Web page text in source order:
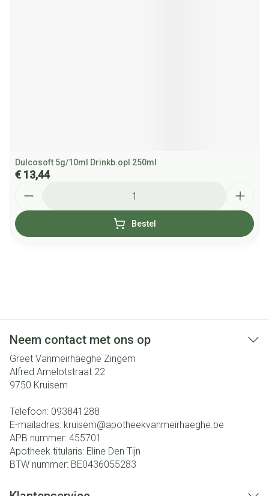
Dulcosoft 5g/10ml Drinkb.opl 250ml
€ 13,44
Bestel
Neem contact met ons op
Greet Vanmeirhaeghe Zingem
Alfred Amelotstraat 22
9750 Kruisem
Telefoon: 093841288
E-mailadres: kruisem@apotheekvanmeirhaeghe.be
APB nummer: 455701
Apotheek titularis: Eline Den Tijn
BTW nummer: BE0436055283